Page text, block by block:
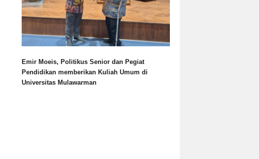
Emir Moeis, Politikus Senior dan Pegiat
Pendidikan memberikan Kuliah Umum di
Universitas Mulawarman